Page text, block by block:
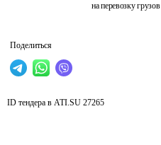
на перевозку
Поделиться
ID тендера в ATI.SU 27265